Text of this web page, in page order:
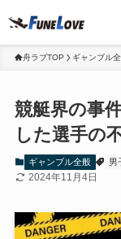
舟ラブTOP ギャンブル
競艇界の事
した選手の
ギャンブル全般 男
2024年11月4日